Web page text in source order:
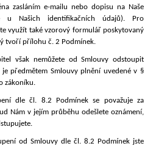
zasláním e-mailu nebo dopisu na Naše
u Našich identifikačních údajů). Pro
využít také vzorový formulář poskytovaný
tvoří přílohu č. 2 Podmínek.
však nemůžete od Smlouvy odstoupit
předmětem Smlouvy plnění uvedené v §
zákoníku.
dle čl. 8.2 Podmínek se považuje za
Nám v jejím průběhu odešlete oznámení,
od Smlouvy dle čl. 8.2 Podmínek jste